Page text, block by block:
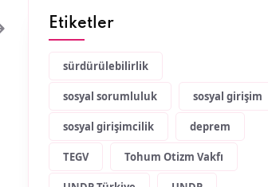
Etiketler
sürdürülebilirlik
sosyal sorumluluk sosyal girişim
sosyal girişimcilik deprem
TEGV Tohum Otizm Vakfı